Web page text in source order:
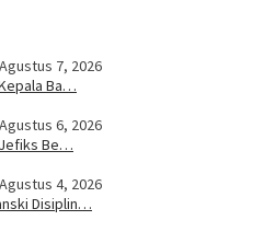
Agustus 7, 2026
Ba…
Agustus 6, 2026
Be…
Agustus 4, 2026
Disiplin…